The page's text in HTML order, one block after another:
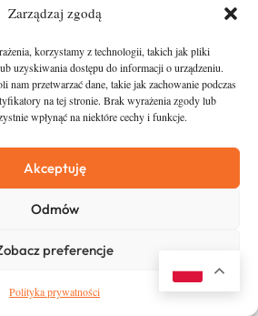
Zarządzaj zgodą
korzystamy z technologii, takich jak pliki
uzyskiwania dostępu do informacji o urządzeniu.
nam przetwarzać dane, takie jak zachowanie podczas
na tej stronie. Brak wyrażenia zgody lub
wpłynąć na niektóre cechy i funkcje.
Akceptuję
Odmów
preferencje
Polityka prywatności
na wysokości pięty i 6 mm z przodu.
dla lepszej widoczności.
Merrell Omni-Fit idealnie dopasowuje
siateczki z technologią M-Select
UniFly.
M-Select GRIP.